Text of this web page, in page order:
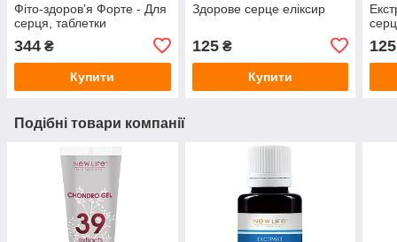
Фіто-здоров’я Форте - Для
серця, таблетки
344 ₴
Купити
Здорове серце еліксир
125₴
Купити
125
Подібні товари компанії